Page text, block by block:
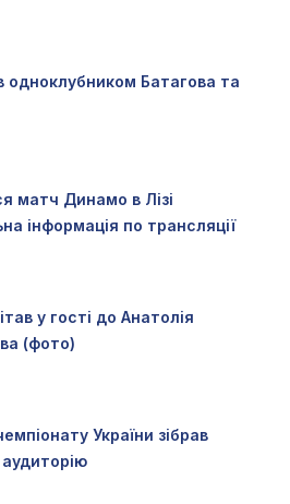
Батагова та
матч Динамо в Лізі
інформація по трансляції
у гості до Анатолія
(фото)
України зібрав